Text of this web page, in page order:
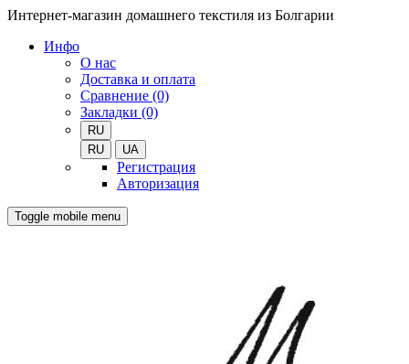
Интернет-магазин домашнего текстиля из Болгарии
Инфо
О нас
Доставка и оплата
Сравнение (0)
Закладки (0)
RU
RU
UA
Регистрация
Авторизация
Toggle mobile menu